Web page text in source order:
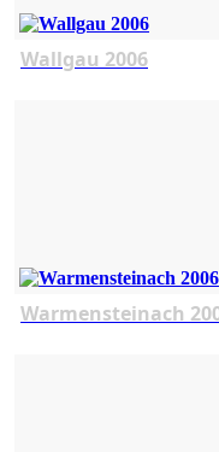
Wallgau 2006
Warmensteinach